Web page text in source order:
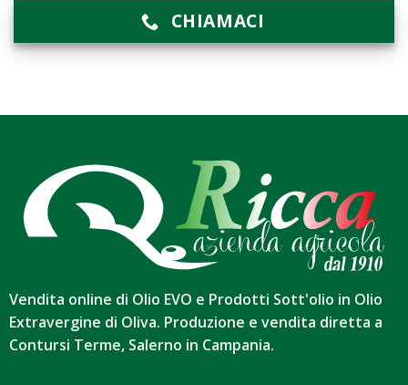
CHIAMACI
Vendita online di Olio EVO e Prodotti Sott'olio in Olio
Extravergine di Oliva. Produzione e vendita diretta a
Contursi Terme, Salerno in Campania.